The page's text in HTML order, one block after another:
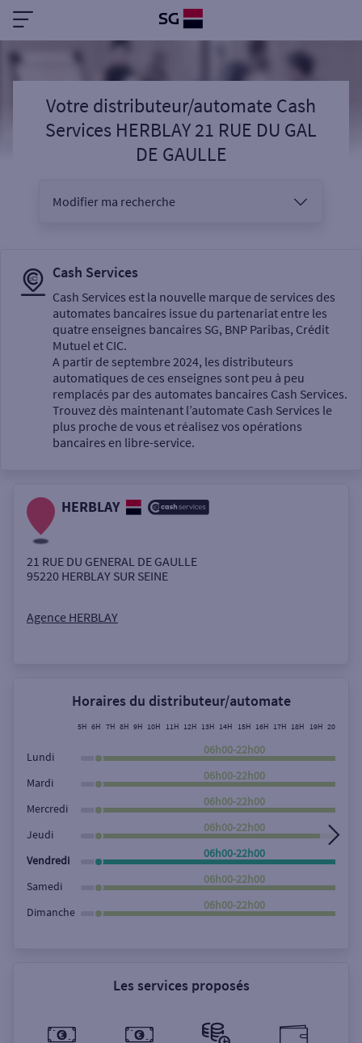
Votre distributeur/automate Cash
Services HERBLAY 21 RUE DU GAL
DE GAULLE
Modifier ma recherche
Sélectionnez votre recherche
Un service
Autour de moi
Rechercher
Cash Services
Cash Services est la nouvelle marque de services des
automates bancaires issue du partenariat entre les
quatre enseignes bancaires SG, BNP Paribas, Crédit
Mutuel et CIC.
A partir de septembre 2024, les distributeurs
automatiques de ces enseignes sont peu à peu
remplacés par des automates bancaires Cash Services.
Trouvez dès maintenant l’automate Cash Services le
plus proche de vous et réalisez vos opérations
bancaires en libre-service.
HERBLAY
21 RUE DU GENERAL DE GAULLE
95220 HERBLAY SUR SEINE
Agence HERBLAY
Horaires du distributeur/automate
5H 6H 7H 8H 9H 10H 11H 12H 13H 14H 15H 16H 17H 18H 19H 20H
Lundi
06h00-22h00
Mardi
06h00-22h00
Mercredi
06h00-22h00
Jeudi
06h00-22h00
Vendredi
06h00-22h00
Samedi
06h00-22h00
Dimanche
06h00-22h00
Les services proposés